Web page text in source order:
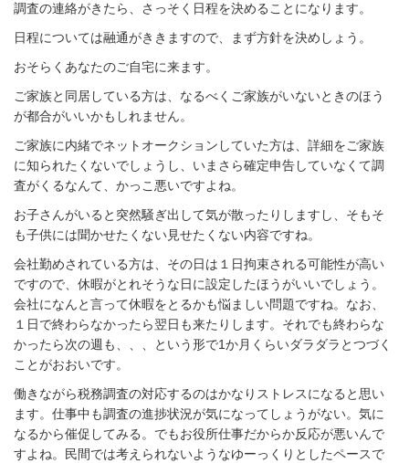
調査の連絡がきたら、さっそく日程を決めることになります。
日程については融通がききますので、まず方針を決めしょう。
おそらくあなたのご自宅に来ます。
ご家族と同居している方は、なるべくご家族がいないときのほう
が都合がいいかもしれません。
ご家族に内緒でネットオークションしていた方は、詳細をご家族
に知られたくないでしょうし、いまさら確定申告していなくて調
査がくるなんて、かっこ悪いですよね。
お子さんがいると突然騒ぎ出して気が散ったりしますし、そもそ
も子供には聞かせたくない見せたくない内容ですね。
会社勤めされている方は、その日は１日拘束される可能性が高い
ですので、休暇がとれそうな日に設定したほうがいいでしょう。
会社になんと言って休暇をとるかも悩ましい問題ですね。なお、
１日で終わらなかったら翌日も来たりします。それでも終わらな
かったら次の週も、、、という形で1か月くらいダラダラとつづく
ことがおおいです。
働きながら税務調査の対応するのはかなりストレスになると思い
ます。仕事中も調査の進捗状況が気になってしょうがない。気に
なるから催促してみる。でもお役所仕事だからか反応が悪いんで
すよね。民間では考えられないようなゆーっくりとしたペースで